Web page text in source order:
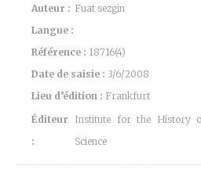
Auteur : Fuat sezgin
Langue :
Référence : 18716(4)
Date de saisie : 3/6/2008
Lieu d’édition : Frankfurt
Éditeur
:
Institute for the History
Science